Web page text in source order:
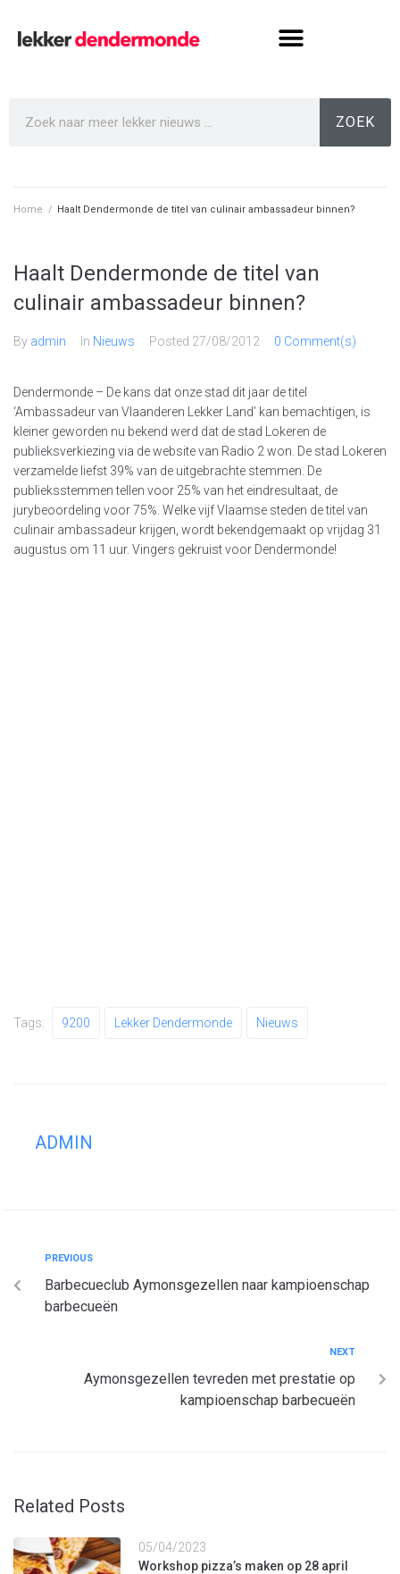
ZOEK
Home / Haalt Dendermonde de titel van culinair ambassadeur binnen?
Haalt Dendermonde de titel van
culinair ambassadeur binnen?
By admin In Nieuws Posted 27/08/2012 0 Comment(s)
Dendermonde – De kans dat onze stad dit jaar de titel
‘Ambassadeur van Vlaanderen Lekker Land’ kan bemachtigen, is
kleiner geworden nu bekend werd dat de stad Lokeren de
publieksverkiezing via de website van Radio 2 won. De stad Lokeren
verzamelde liefst 39% van de uitgebrachte stemmen. De
publieksstemmen tellen voor 25% van het eindresultaat, de
jurybeoordeling voor 75%. Welke vijf Vlaamse steden de titel van
culinair ambassadeur krijgen, wordt bekendgemaakt op vrijdag 31
augustus om 11 uur. Vingers gekruist voor Dendermonde!
Tags: 9200 Lekker Dendermonde Nieuws
ADMIN
PREVIOUS
Barbecueclub Aymonsgezellen naar kampioenschap
barbecueën
NEXT
Aymonsgezellen tevreden met prestatie op
kampioenschap barbecueën
Related Posts
05/04/2023
Workshop pizza’s maken op 28 april